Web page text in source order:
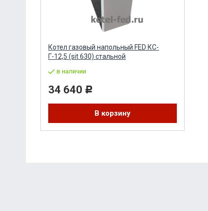
Котел газовый напольный FED КС-
Г-12,5 (sit 630) стальной
в наличии
34 640 Р
В корзину